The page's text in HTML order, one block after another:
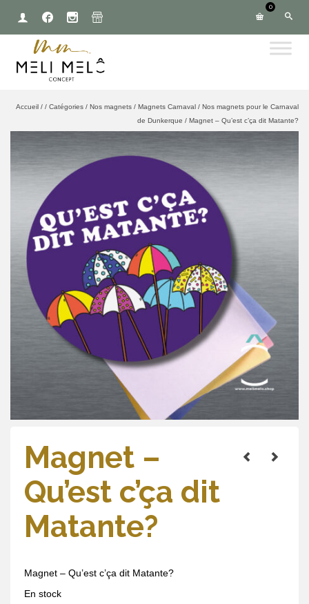
0
Accueil / / Catégories / Nos magnets / Magnets Carnaval / Nos magnets pour le Carnaval
de Dunkerque / Magnet – Qu’est c’ça dit Matante?
Magnet –
Qu’est c’ça dit
Matante?
Magnet – Qu’est c’ça dit Matante?
En stock